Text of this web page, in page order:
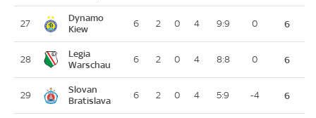
27
Dynamo
Kiew
6 2 0 4 9:9 0 6
28
Legia
Warschau
6 2 0 4 8:8 0 6
29
Slovan
Bratislava
6 2 0 4 5:9 -4 6